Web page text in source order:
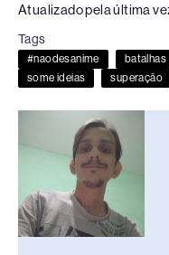
e
b
o
o
a
d
s
Atualizado pela última
Tags
#naodesanime batalhas
some ideias
superação